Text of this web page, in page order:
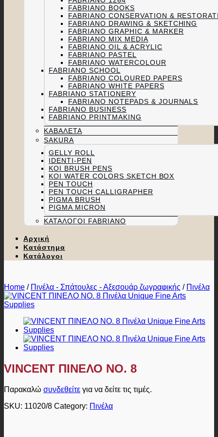
FABRIANO BOOKS
FABRIANO CONSERVATION &
FABRIANO DRAWING & SKETCHING
FABRIANO GRAPHIC & MARKER
FABRIANO MIX MEDIA
FABRIANO OIL & ACRYLIC
FABRIANO PASTEL
FABRIANO WATERCOLOUR
FABRIANO SCHOOL
FABRIANO COLOURED PAPERS
FABRIANO WHITE PAPERS
FABRIANO STATIONERY
FABRIANO NOTEPADS & JOURNALS
FABRIANO BUSINESS
FABRIANO PRINTMAKING
ΚΑΒΑΛΈΤΑ
SAKURA
GELLY ROLL
IDENTI-PEN
KOI BRUSH PENS
KOI WATER COLORS SKETCH BOX
PEN TOUCH
PEN TOUCH CALLIGRAPHER
PIGMA BRUSH
PIGMA MICRON
ΚΑΤΆΛΟΓΟΙ FABRIANO
Αρχική
Κατάστημα
Κατάλογοι
Home / Πινέλα - Σπάτουλες - Αξεσουάρ ζωγραφικής / Πινέλα
VINCENT ΠΙΝΕΛΟ ΝΟ. 8
Παρακαλώ συνδεθείτε για να δείτε τις τιμές.
SKU: 11020/8 Category: Πινέλα